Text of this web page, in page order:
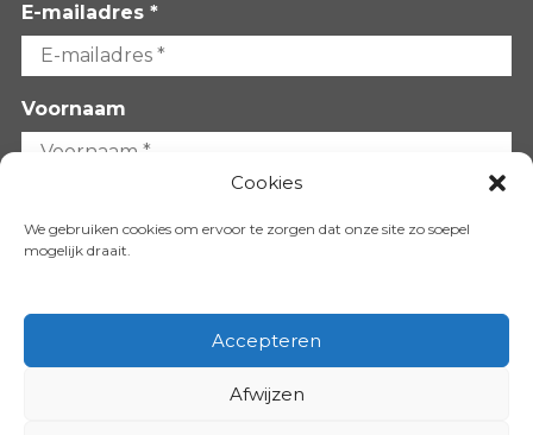
Cookies
We gebruiken cookies om ervoor te zorgen dat onze site zo soepel
mogelijk draait.
Accepteren
Afwijzen
E-mailadres *
Voornaam
VOLG ONS OP: